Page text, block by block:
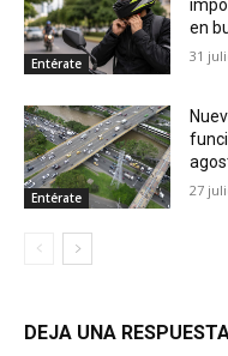
Entérate
en
31
Entérate 27
DEJA UNA